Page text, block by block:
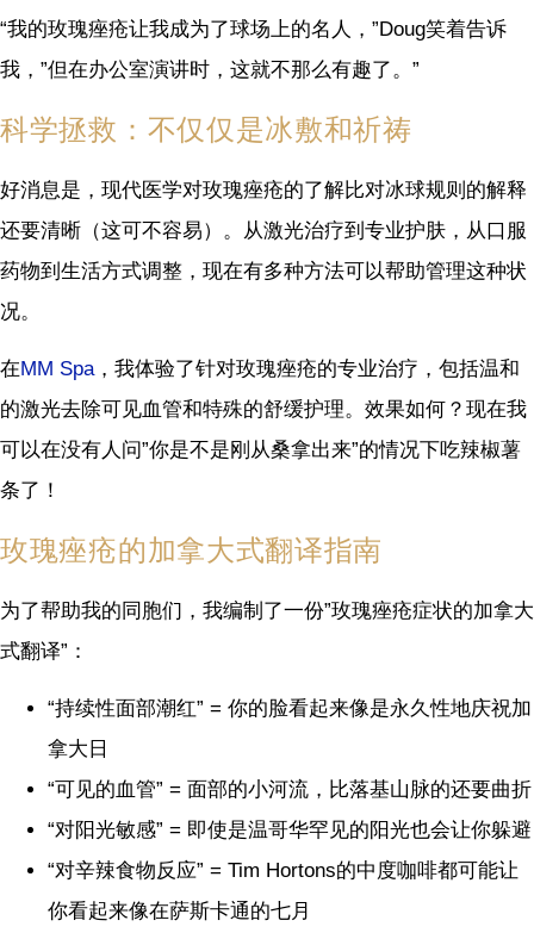
“我的玫瑰痤疮让我成为了球场上的名人，”Doug笑着告诉
我，”但在办公室演讲时，这就不那么有趣了。”
科学拯救：不仅仅是冰敷和祈祷
好消息是，现代医学对玫瑰痤疮的了解比对冰球规则的解释
还要清晰（这可不容易）。从激光治疗到专业护肤，从口服
药物到生活方式调整，现在有多种方法可以帮助管理这种状
况。
在MM Spa，我体验了针对玫瑰痤疮的专业治疗，包括温和
的激光去除可见血管和特殊的舒缓护理。效果如何？现在我
可以在没有人问”你是不是刚从桑拿出来”的情况下吃辣椒薯
条了！
玫瑰痤疮的加拿大式翻译指南
为了帮助我的同胞们，我编制了一份”玫瑰痤疮症状的加拿大
式翻译”：
“持续性面部潮红” = 你的脸看起来像是永久性地庆祝加
拿大日
“可见的血管” = 面部的小河流，比落基山脉的还要曲折
“对阳光敏感” = 即使是温哥华罕见的阳光也会让你躲避
“对辛辣食物反应” = Tim Hortons的中度咖啡都可能让
你看起来像在萨斯卡通的七月